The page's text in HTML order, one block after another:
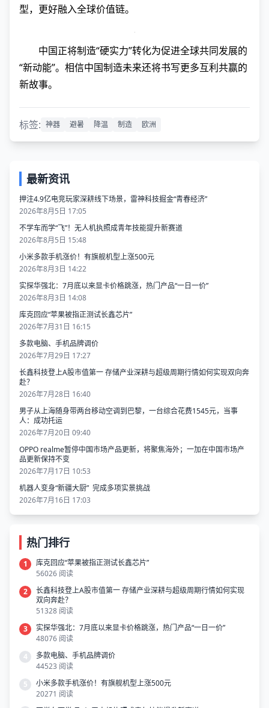
型，更好融入全球价值链。
中国正将制造“硬实力”转化为促进全球共同发展的
“新动能”。相信中国制造未来还将书写更多互利共赢的
新故事。
标签: 神器 避暑 降温 制造 欧洲
最新资讯
押注4.9亿电竞玩家深耕线下场景，雷神科技掘金“青春经济”
2026年8月5日 17:05
不学车而学“飞”！无人机执照成青年技能提升新赛道
2026年8月5日 15:48
小米多款手机涨价！有旗舰机型上涨500元
2026年8月3日 14:22
实探华强北：7月底以来显卡价格跳涨，热门产品“一日一价”
2026年8月3日 14:08
库克回应“苹果被指正测试长鑫芯片”
2026年7月31日 16:15
多款电脑、手机品牌调价
2026年7月29日 17:27
长鑫科技登上A股市值第一 存储产业深耕与超级周期行情如何实现双向奔
赴？
2026年7月28日 16:40
男子从上海随身带两台移动空调到巴黎，一台综合花费1545元，当事
人：成功托运
2026年7月20日 09:40
OPPO realme暂停中国市场产品更新，将聚焦海外；一加在中国市场产
品更新保持不变
2026年7月17日 10:53
机器人变身“新疆大厨” 完成多项实景挑战
2026年7月16日 17:03
热门排行
1
库克回应“苹果被指正测试长鑫芯片”
56026 阅读
2
长鑫科技登上A股市值第一 存储产业深耕与超级周期行情如何实现
双向奔赴？
51328 阅读
3
实探华强北：7月底以来显卡价格跳涨，热门产品“一日一价”
48076 阅读
4
多款电脑、手机品牌调价
44523 阅读
5
小米多款手机涨价！有旗舰机型上涨500元
20271 阅读